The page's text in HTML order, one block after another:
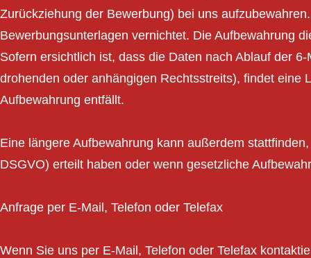
Zurückziehung der Bewerbung) bei uns
Bewerbungsunterlagen vernichtet. Die Aufbewahrung
Sofern ersichtlich ist, dass die Daten nach Ablauf der
drohenden oder anhängigen Rechtsstreits), findet eine
Aufbewahrung entfällt.
Eine längere Aufbewahrung kann außerdem
DSGVO) erteilt haben oder wenn gesetzliche
Anfrage per E-Mail, Telefon oder Telefax
Wenn Sie uns per E-Mail, Telefon oder Telefax